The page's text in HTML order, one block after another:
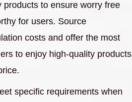
to ensure worry free
for users. Source
costs and offer the most
to enjoy high-quality products
specific requirements when